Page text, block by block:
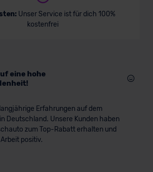
Unser Service ist für dich 100%
kostenfrei
eine hohe
Erfahrungen auf dem
Deutschland. Unsere Kunden haben
zum Top-Rabatt erhalten und
positiv.